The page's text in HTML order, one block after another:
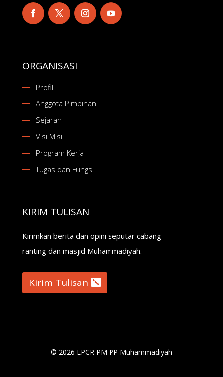
ORGANISASI
Profil
Anggota Pimpinan
Sejarah
Visi Misi
Program Kerja
Tugas dan Fungsi
KIRIM TULISAN
Kirimkan berita dan opini seputar cabang
ranting dan masjid Muhammadiyah.
Kirim Tulisan
© 2026 LPCR PM PP Muhammadiyah